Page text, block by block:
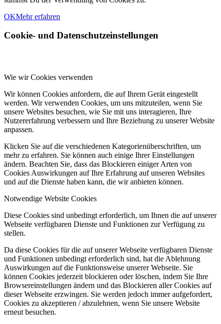
OKMehr erfahren
Cookie- und Datenschutzeinstellungen
Wie wir Cookies verwenden
Wir können Cookies anfordern, die auf Ihrem Gerät eingestellt
werden. Wir verwenden Cookies, um uns mitzuteilen, wenn Sie
unsere Websites besuchen, wie Sie mit uns interagieren, Ihre
Nutzererfahrung verbessern und Ihre Beziehung zu unserer Website
anpassen.
Klicken Sie auf die verschiedenen Kategorienüberschriften, um
mehr zu erfahren. Sie können auch einige Ihrer Einstellungen
ändern. Beachten Sie, dass das Blockieren einiger Arten von
Cookies Auswirkungen auf Ihre Erfahrung auf unseren Websites
und auf die Dienste haben kann, die wir anbieten können.
Notwendige Website Cookies
Diese Cookies sind unbedingt erforderlich, um Ihnen die auf unserer
Webseite verfügbaren Dienste und Funktionen zur Verfügung zu
stellen.
Da diese Cookies für die auf unserer Webseite verfügbaren Dienste
und Funktionen unbedingt erforderlich sind, hat die Ablehnung
Auswirkungen auf die Funktionsweise unserer Webseite. Sie
können Cookies jederzeit blockieren oder löschen, indem Sie Ihre
Browsereinstellungen ändern und das Blockieren aller Cookies auf
dieser Webseite erzwingen. Sie werden jedoch immer aufgefordert,
Cookies zu akzeptieren / abzulehnen, wenn Sie unsere Website
erneut besuchen.